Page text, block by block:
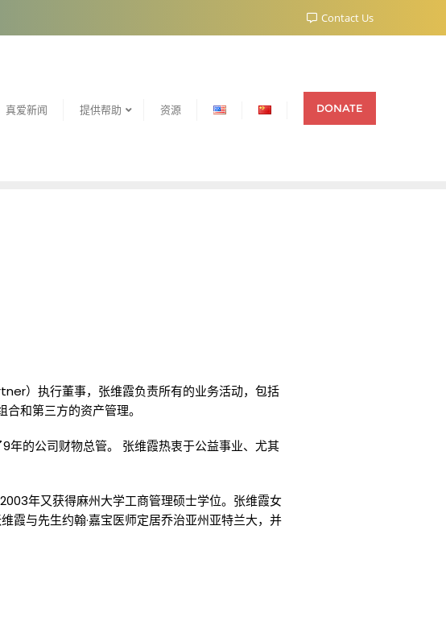
Contact Us
真爱新闻 提供帮助 资源 DONATE
）执行董事，张维霞负责所有的业务活动，包括
和第三方的资产管理。
年的公司财物总管。 张维霞热衷于公益事业、尤其
年又获得麻州大学工商管理硕士学位。张维霞女
霞与先生约翰·嘉宝医师定居乔治亚州亚特兰大，并